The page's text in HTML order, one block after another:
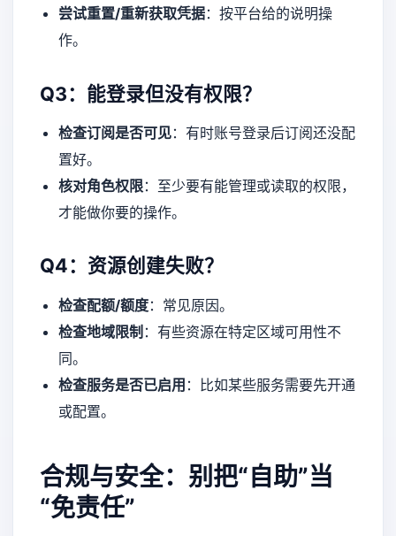
尝试重置/重新获取凭据：按平台给的说明操
作。
Q3：能登录但没有权限？
检查订阅是否可见：有时账号登录后订阅还没配
置好。
核对角色权限：至少要有能管理或读取的权限，
才能做你要的操作。
Q4：资源创建失败？
检查配额/额度：常见原因。
检查地域限制 ：有些资源在特定区域可用性不
同。
检查服务是否已启用 ：比如某些服务需要先开通
或配置。
合规与安全：别把“自助”当
“免责任”